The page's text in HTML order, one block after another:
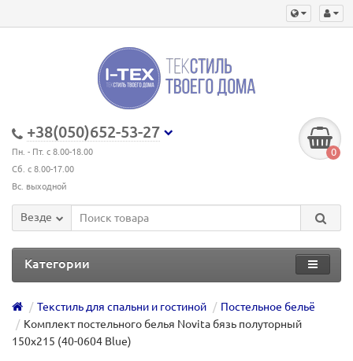
+38(050)652-53-27
Пн. - Пт. с 8.00-18.00
Сб. с 8.00-17.00
Вс. выходной
0
Везде
Категории
Текстиль для спальни и гостиной
Постельное бельё
Комплект постельного белья Novita бязь полуторный
150х215 (40-0604 Blue)